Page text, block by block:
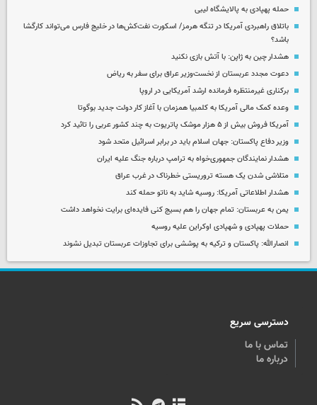
حمله پهپادی به پالایشگاه لیبی
باتلاق راهبردی آمریکا در تنگه هرمز/ اسکورت نفت‌کش‌ها در خلیج فارس می‌تواند کارگشا
باشد؟
هشدار چین به ژاپن: با آتش بازی نکنید
دعوت مجدد عربستان از نخست‌وزیر عراق برای سفر به ریاض
برکناری غیرمنتظره فرمانده ارشد آمریکایی در اروپا
وعده کمک مالی آمریکا به کلمبیا همزمان با آغاز کار دولت جدید بوگوتا
آمریکا فروش بیش از ۵ هزار موشک پاتریوت به چند کشور عربی را تائید کرد
وزیر دفاع پاکستان: جهان اسلام باید در برابر اسرائیل متحد شود
هشدار نمایندگان جمهوری‌خواه به ترامپ درباره جنگ علیه ایران
متلاشی شدن یک هسته تروریستی خطرناک در غرب عراق
هشدار اطلاعاتی آمریکا: روسیه شاید به ناتو حمله کند
یمن به عربستان: تمام جهان را هم بسیج کنی فایده‌ای برایت نخواهد داشت
حملات پهپادی و شهپادی اوکراین علیه روسیه
انصارالله: پاکستان و ترکیه به پوششی برای تجاوزات عربستان تبدیل نشوند
دسترسی سریع
تماس با ما
درباره ما